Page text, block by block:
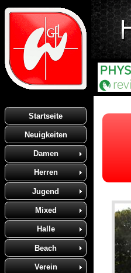
Startseite
Neuigkeiten
Damen
Herren
Jugend
Mixed
Halle
Beach
Verein